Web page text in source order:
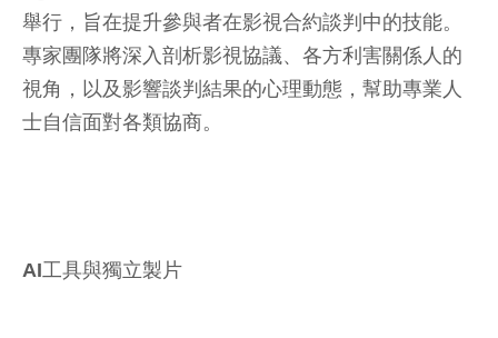
舉行，旨在提升參與者在影視合約談判中的技能。
專家團隊將深入剖析影視協議、各方利害關係人的
視角，以及影響談判結果的心理動態，幫助專業人
士自信面對各類協商。
AI工具與獨立製片